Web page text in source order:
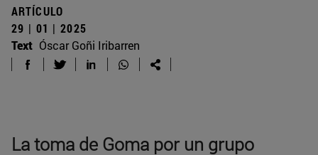
ARTÍCULO
29 | 01 | 2025
Text Óscar Goñi Iribarren
La toma de Goma por un grupo